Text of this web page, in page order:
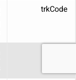
trkCode